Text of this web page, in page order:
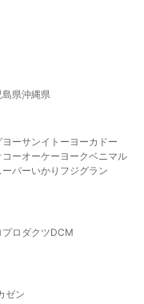
島県沖縄県
ヨーサンイトーヨーカドー
コーオーケー ヨークベニマル
パーいかり フジグラン
ロダクツDCM
ゼン